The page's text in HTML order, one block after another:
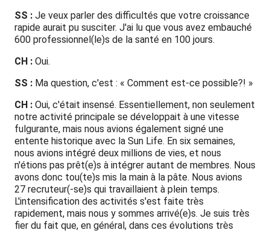
SS : Je veux parler des difficultés que votre croissance
rapide aurait pu susciter. J'ai lu que vous avez embauché
600 professionnel(le)s de la santé en 100 jours.
CH : Oui.
SS : Ma question, c'est : « Comment est-ce possible?! »
CH : Oui, c'était insensé. Essentiellement, non seulement
notre activité principale se développait à une vitesse
fulgurante, mais nous avions également signé une
entente historique avec la Sun Life. En six semaines,
nous avions intégré deux millions de vies, et nous
n'étions pas prêt(e)s à intégrer autant de membres. Nous
avons donc tou(te)s mis la main à la pâte. Nous avions
27 recruteur(-se)s qui travaillaient à plein temps.
L'intensification des activités s'est faite très
rapidement, mais nous y sommes arrivé(e)s. Je suis très
fier du fait que, en général, dans ces évolutions très